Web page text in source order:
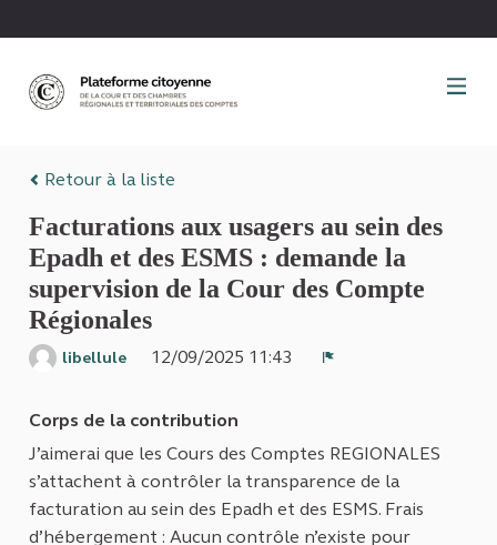
Retour à la liste
Facturations aux usagers au sein des
Epadh et des ESMS : demande la
supervision de la Cour des Compte
Régionales
libellule
12/09/2025 11:43
Corps de la contribution
J’aimerai que les Cours des Comptes REGIONALES
s’attachent à contrôler la transparence de la
facturation au sein des Epadh et des ESMS. Frais
d’hébergement : Aucun contrôle n’existe pour